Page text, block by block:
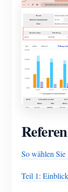
So wählen
Teil 1: